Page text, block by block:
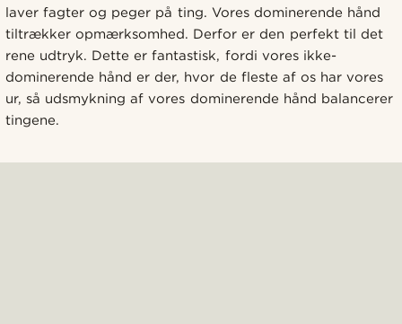
laver fagter og peger på ting. Vores dominerende hånd
tiltrækker opmærksomhed. Derfor er den perfekt til det
rene udtryk. Dette er fantastisk, fordi vores ikke-
dominerende hånd er der, hvor de fleste af os har vores
ur, så udsmykning af vores dominerende hånd balancerer
tingene.